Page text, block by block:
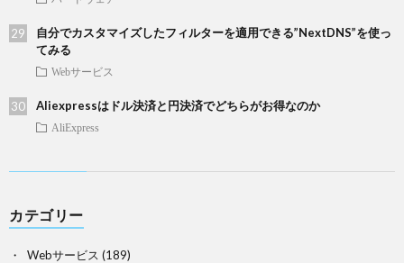
自分でカスタマイズしたフィルターを適用できる”NextDNS”を使っ
てみる
Webサービス
Aliexpressはドル決済と円決済でどちらがお得なのか
AliExpress
カテゴリー
Webサービス (189)